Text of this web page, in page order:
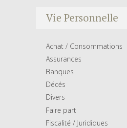
Vie Personnelle
Achat / Consommations
Assurances
Banques
Décés
Divers
Faire part
Fiscalité / Juridiques